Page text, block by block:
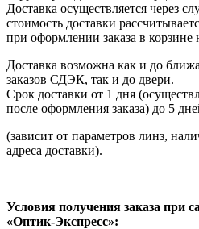
Доставка осуществляется через
стоимость доставки
при оформлении заказа в корзине
Доставка возможна как и до
заказов СДЭК, так и до двери.
Срок доставки от 1 дня
после оформления заказа) до 5
(зависит от параметров линз,
адреса доставки).
Условия получения заказа при
«Оптик-Экспресс»: